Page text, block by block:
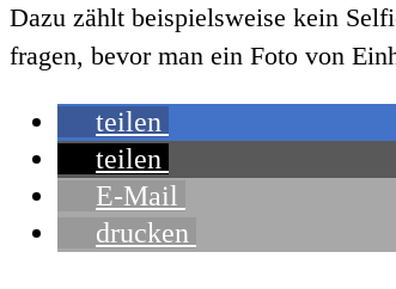
Dazu zählt beispielsweise kein
fragen, bevor man ein Foto von
teilen
teilen
E-Mail
drucken